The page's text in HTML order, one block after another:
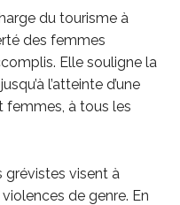
du tourisme à
des femmes
Elle souligne la
l’atteinte d’une
à tous les
grévistes visent à
de genre. En